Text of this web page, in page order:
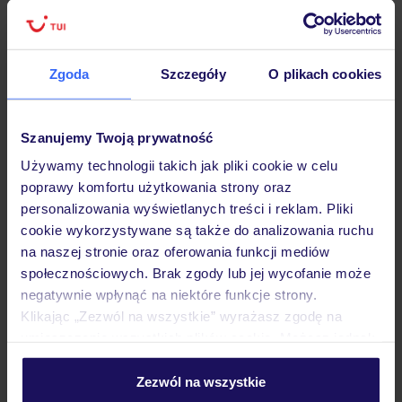
Zgoda Szczegóły O plikach cookies
Szanujemy Twoją prywatność
Używamy technologii takich jak pliki cookie w celu
poprawy komfortu użytkowania strony oraz
personalizowania wyświetlanych treści i reklam. Pliki
cookie wykorzystywane są także do analizowania ruchu
na naszej stronie oraz oferowania funkcji mediów
społecznościowych. Brak zgody lub jej wycofanie może
negatywnie wpłynąć na niektóre funkcje strony.
Klikając „Zezwól na wszystkie” wyrażasz zgodę na
personalizować swój wybór wchodząc w zakładkę
Zezwól na wszystkie
Dlaczego warto wybrać TUI?
Lider niskich cen
Największe biuro
podróży w Polsce
30 lat w